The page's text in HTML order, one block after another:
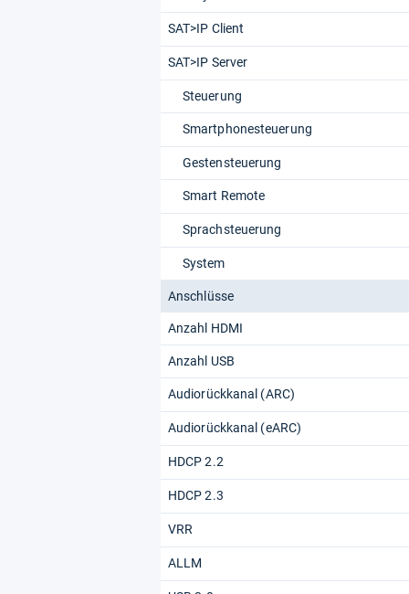
SAT>IP Client
SAT>IP Server
Steuerung
Smartphonesteuerung
Gestensteuerung
Smart Remote
Sprachsteuerung
System
Anschlüsse
Anzahl HDMI
Anzahl USB
Audiorückkanal (ARC)
Audiorückkanal (eARC)
HDCP 2.2
HDCP 2.3
VRR
ALLM